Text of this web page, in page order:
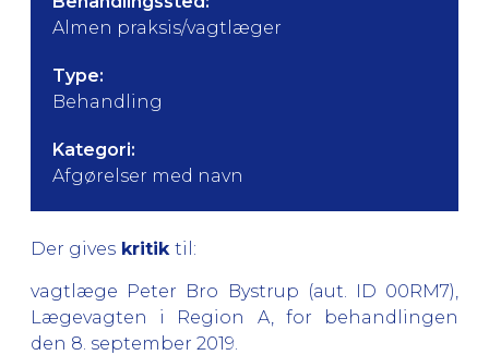
Almen praksis/vagtlæger
Type:
Behandling
Kategori:
Afgørelser med navn
Der gives kritik til:
vagtlæge Peter Bro Bystrup (aut. ID 00RM7),
Lægevagten i Region A, for behandlingen
den 8. september 2019